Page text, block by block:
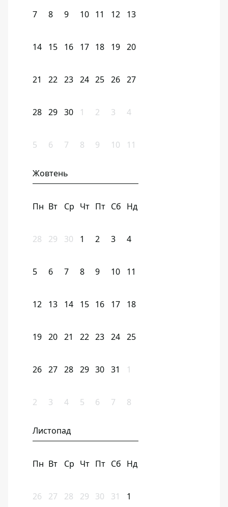
7 8 9 10 11 12 13
14 15 16 17 18 19 20
21 22 23 24 25 26 27
28 29 30 1 2 3 4
5 6 7 8 9 10 11
Жовтень
Пн Вт Ср Чт Пт Сб Нд
28 29 30 1 2 3 4
5 6 7 8 9 10 11
12 13 14 15 16 17 18
19 20 21 22 23 24 25
26 27 28 29 30 31 1
2 3 4 5 6 7 8
Листопад
Пн Вт Ср Чт Пт Сб Нд
26 27 28 29 30 31 1